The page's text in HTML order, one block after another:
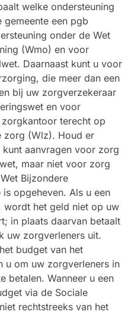
welke ondersteuning
een pgb
onder de Wet
(Wmo) en voor
Daarnaast kunt u voor
die meer dan een
bij uw zorgverzekeraar
en voor
terecht op
zorg (Wlz). Houd er
aanvragen voor zorg
maar niet voor zorg
Bijzondere
opgeheven. Als u een
wordt het geld niet op uw
in plaats daarvan betaalt
uw zorgverleners uit.
budget van het
u om uw zorgverleners in
betalen. Wanneer u een
via de Sociale
rechtstreeks van het